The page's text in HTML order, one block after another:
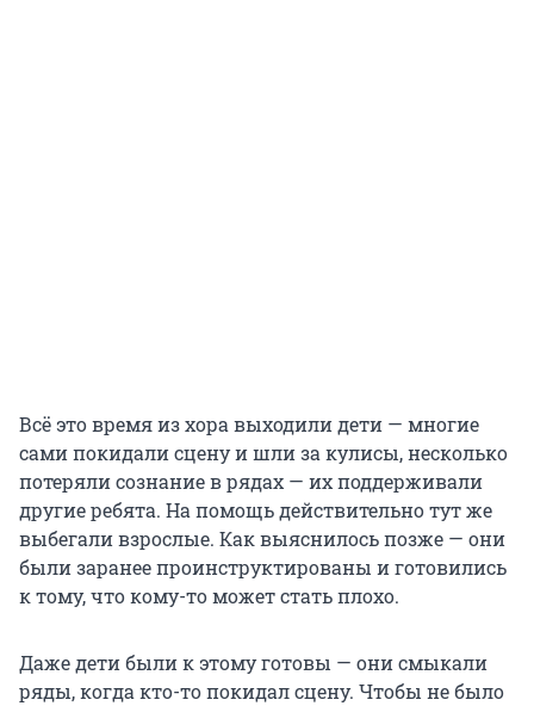
Всё это время из хора выходили дети — многие
сами покидали сцену и шли за кулисы, несколько
потеряли сознание в рядах — их поддерживали
другие ребята. На помощь действительно тут же
выбегали взрослые. Как выяснилось позже — они
были заранее проинструктированы и готовились
к тому, что кому-то может стать плохо.
Даже дети были к этому готовы — они смыкали
ряды, когда кто-то покидал сцену. Чтобы не было